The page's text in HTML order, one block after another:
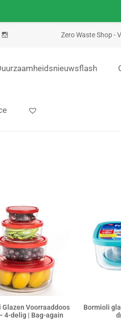
Zero Waste Shop -
Glazen Voorraaddoos
4-delig | Bag-again
Bormioli